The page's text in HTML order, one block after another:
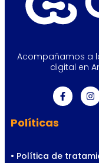
Acompañamos a
digital en
Políticas
• Política de